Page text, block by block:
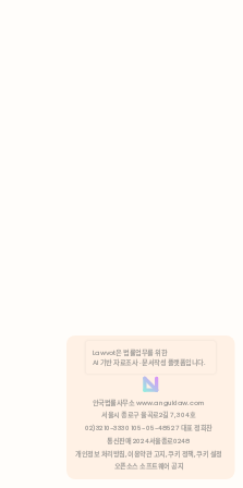
분석 쿠키 허용
Lawvot은 법률업무를 위한
AI 기반 자료조사 · 문서작성 플랫폼입니다.
안국법률사무소 www.anguklaw.com
서울시 종로구 율곡로2길 7, 304호
02)3210-3330 105-05-48527 대표 정희찬
통신판매 2024서울종로0248
개인정보 처리방침, 이용약관 고지, 쿠키 정책, 쿠키 설정
오픈소스 소프트웨어 공지